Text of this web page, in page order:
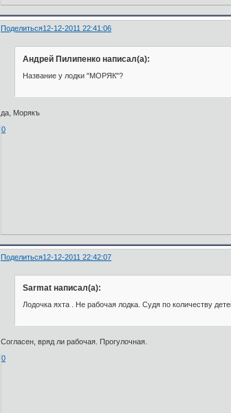
Поделиться12-12-2011 22:41:06
Андрей Пилипенко написал(а):
Название у лодки "МОРЯК"?
да, Морякъ
0
Поделиться12-12-2011 22:42:07
Sarmat написал(а):
Лодочка яхта . Не рабочая лодка. Судя по количеству
Согласен, вряд ли рабочая. Прогулочная.
0